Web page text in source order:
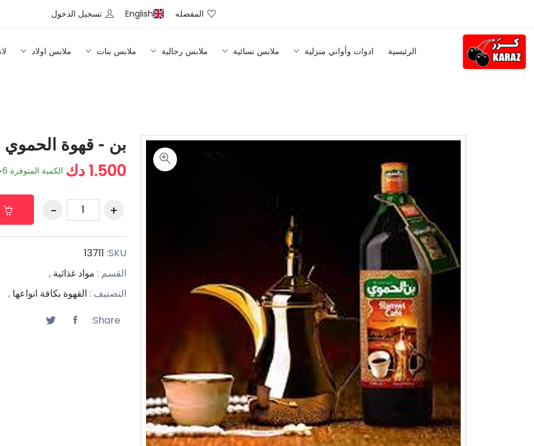
المفضله English تسجيل الدخول
الرئيسية ادوات وأواني منزلية ملابس نسائية ملابس رجالية ملابس بنات ملابس اولاد
بن - قهوة الحموي 1 لتر
1.500 دك الكمية المتوفرة 6
SKU:
13711
القسم : مواد غذائية ,
التصنيف : القهوة بكافة انواعها ,
Share: